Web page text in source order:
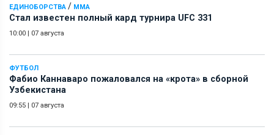
ЕДИНОБОРСТВА / ММА
Стал известен полный кард турнира UFC 331
10:00 | 07 августа
ФУТБОЛ
Фабио Каннаваро пожаловался на «крота» в сборной
Узбекистана
09:55 | 07 августа